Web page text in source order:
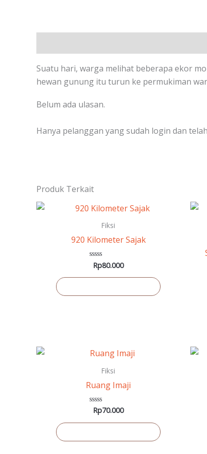
Suatu hari, warga melihat beberapa ekor
hewan gunung itu turun ke permukiman
Belum ada ulasan.
Hanya pelanggan yang sudah login dan
Produk Terkait
Fiksi
920 Kilometer Sajak
Dinilai
dari
Rp80.000
Fiksi
Ruang Imaji
Dinilai
dari
Rp70.000